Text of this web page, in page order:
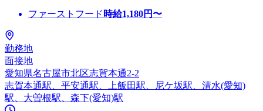
ファーストフード 時給1,180円〜
勤務地
面接地
愛知県名古屋市北区志賀本通2-2
志賀本通駅、平安通駅、上飯田駅、尼ケ坂駅、清水(愛知)
駅、大曽根駅、森下(愛知)駅